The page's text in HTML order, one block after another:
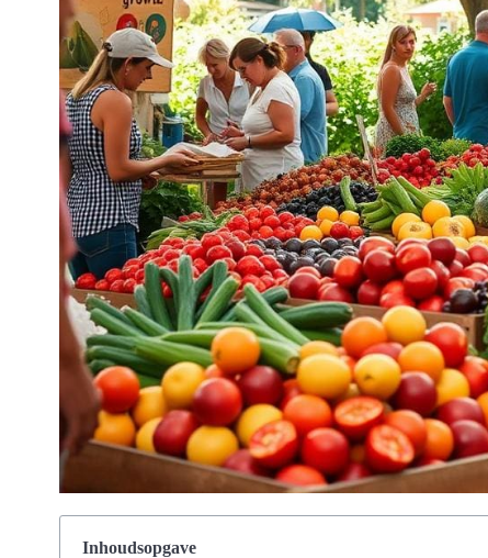
Inhoudsopgave